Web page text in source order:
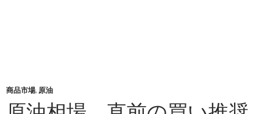
商品市場, 原油